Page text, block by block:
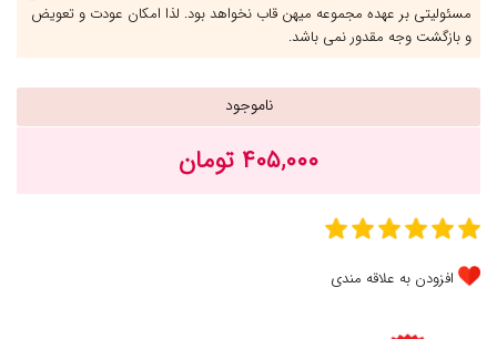
مسئولیتی بر عهده مجموعه میهن قاب نخواهد بود. لذا امکان عودت و تعویض
و بازگشت وجه مقدور نمی باشد.
ناموجود
۴۰۵,۰۰۰ تومان
افزودن به علاقه مندی